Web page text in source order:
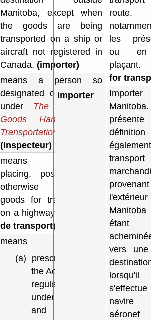
Manitoba, except when
the goods are being
transported on a ship or
aircraft not registered in
Canada.(importer)
means a person so
designated or appointed
under The Dangerous
Goods Handling and
Transportation Act
(inspecteur)
means presenting,
placing, positioning, or
otherwise preparing
goods for transportation
on a highway.
de transport)
means
(a)
prescribed by
the Act or
regulations
under the Act;
and
route,
les
ou
for
importer
présente
étant
vers
lorsqu'il